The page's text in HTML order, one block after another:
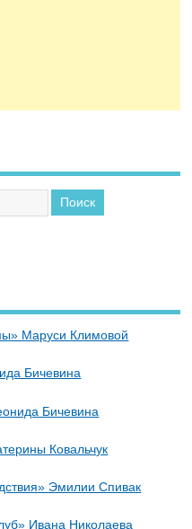
Маруси Климовой
Бичевина
Бичевина
Ковальчук
Эмилии Спивак
Ивана Николаева